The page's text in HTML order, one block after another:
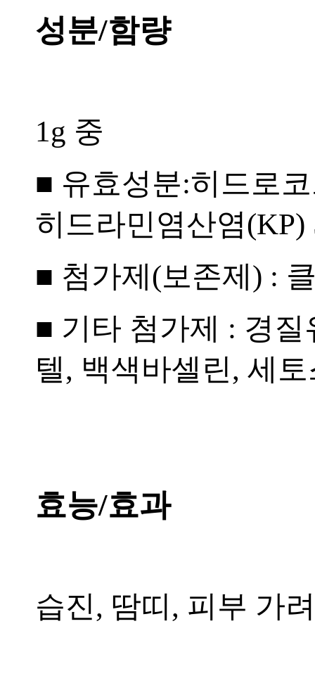
성분/함량
1g 중
■ 유효성분:히드로
히드라민염산염(KP)
■ 첨가제(보존제) :
■ 기타 첨가제 : 경
텔, 백색바셀린, 세
효능/효과
습진, 땀띠, 피부 가